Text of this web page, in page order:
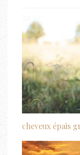
cheveux épais